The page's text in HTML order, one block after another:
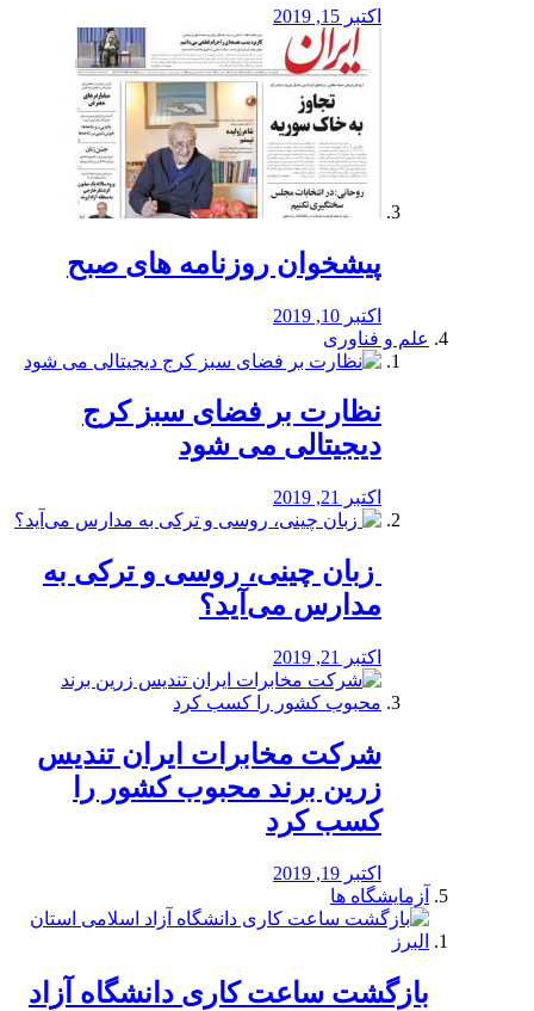
اکتبر 15, 2019
پیشخوان روزنامه های صبح
اکتبر 10, 2019
علم و فناوری
نظارت بر فضای سبز کرج
دیجیتالی می شود
اکتبر 21, 2019
️ زبان چینی، روسی و ترکی به
مدارس می‌آید؟
اکتبر 21, 2019
شرکت مخابرات ایران تندیس
زرین برند محبوب کشور را
کسب کرد
اکتبر 19, 2019
آزمایشگاه ها
بازگشت ساعت کاری دانشگاه آزاد